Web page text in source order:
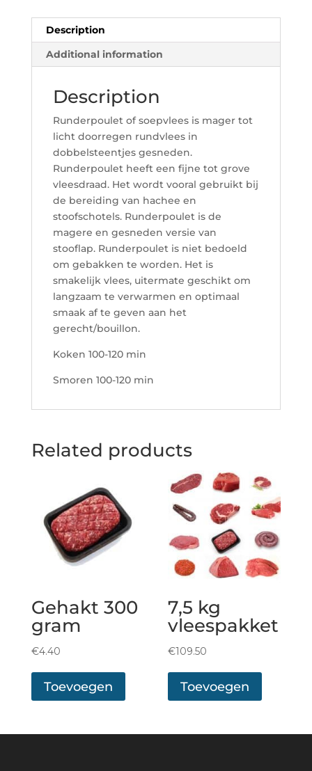
Description
Additional information
Description
Runderpoulet of soepvlees is mager tot
licht doorregen rundvlees in
dobbelsteentjes gesneden.
Runderpoulet heeft een fijne tot grove
vleesdraad. Het wordt vooral gebruikt bij
de bereiding van hachee en
stoofschotels. Runderpoulet is de
magere en gesneden versie van
stooflap. Runderpoulet is niet bedoeld
om gebakken te worden. Het is
smakelijk vlees, uitermate geschikt om
langzaam te verwarmen en optimaal
smaak af te geven aan het
gerecht/bouillon.
Koken 100-120 min
Smoren 100-120 min
Related products
Gehakt 300
gram
€4.40
Toevoegen
7,5 kg
vleespakket
€109.50
Toevoegen